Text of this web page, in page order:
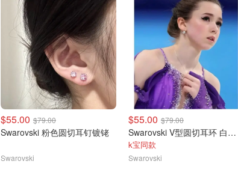
$55.00 $79.00
Swarovski 粉色圆切耳钉镀铑
Swarovski
$55.00 $79.00
Swarovski V型圆切耳环 白色 镀铑
k宝同款
Swarovski